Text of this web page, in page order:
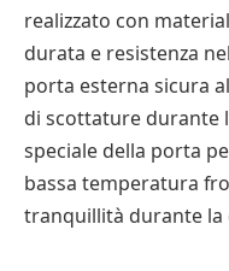
realizzato con
durata e resistenza
porta esterna sicura
di scottature durante
speciale della porta
bassa temperatura
tranquillità durante la